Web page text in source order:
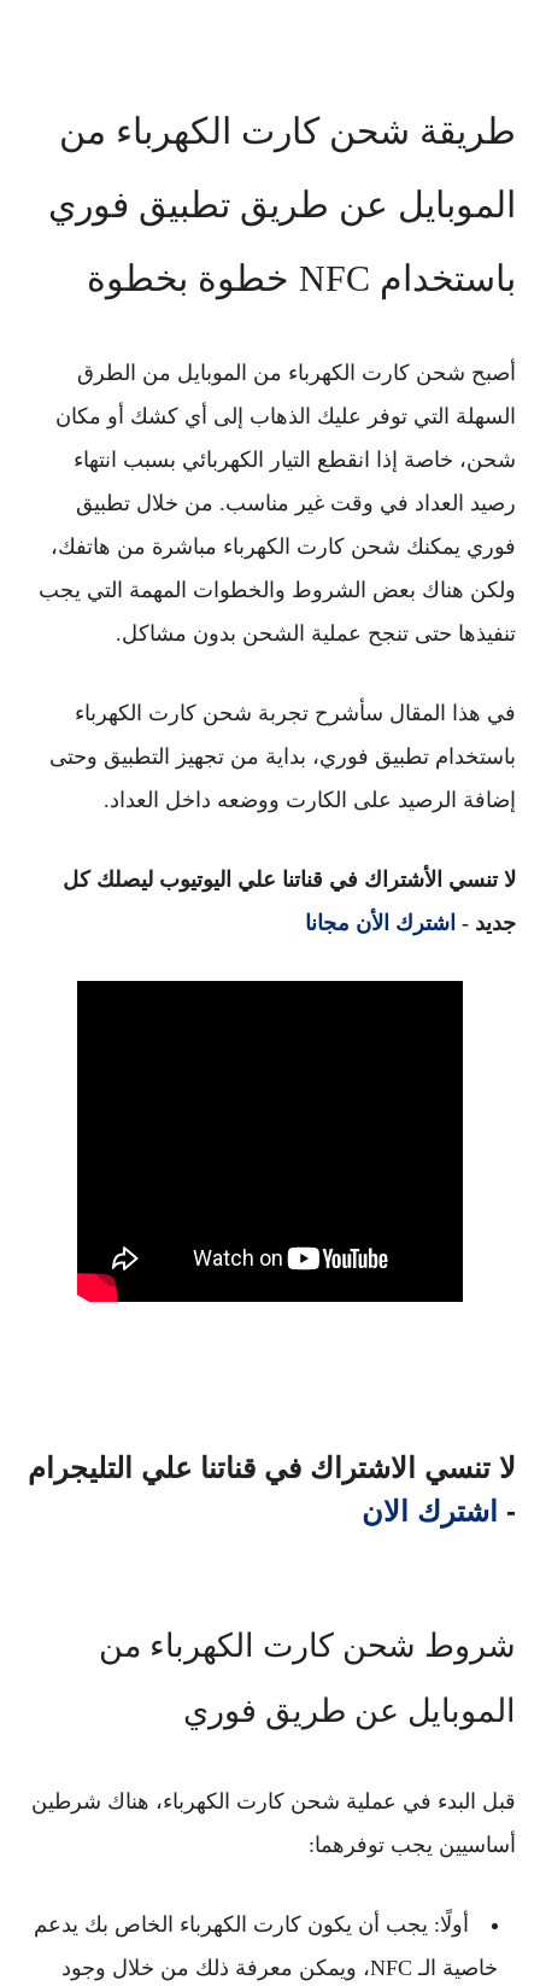
طريقة شحن كارت الكهرباء من
الموبايل عن طريق تطبيق فوري
باستخدام NFC خطوة بخطوة
أصبح شحن كارت الكهرباء من الموبايل من الطرق
السهلة التي توفر عليك الذهاب إلى أي كشك أو مكان
شحن، خاصة إذا انقطع التيار الكهربائي بسبب انتهاء
رصيد العداد في وقت غير مناسب. من خلال تطبيق
فوري يمكنك شحن كارت الكهرباء مباشرة من هاتفك،
ولكن هناك بعض الشروط والخطوات المهمة التي يجب
تنفيذها حتى تنجح عملية الشحن بدون مشاكل.
في هذا المقال سأشرح تجربة شحن كارت الكهرباء
باستخدام تطبيق فوري، بداية من تجهيز التطبيق وحتى
إضافة الرصيد على الكارت ووضعه داخل العداد.
لا تنسي الأشتراك في قناتنا علي اليوتيوب ليصلك كل
جديد - اشترك الأن مجانا
لا تنسي الاشتراك في قناتنا علي التليجرام
- اشترك الان
شروط شحن كارت الكهرباء من
الموبايل عن طريق فوري
قبل البدء في عملية شحن كارت الكهرباء، هناك شرطين
أساسيين يجب توفرهما:
أولًا: يجب أن يكون كارت الكهرباء الخاص بك يدعم
خاصية الـ NFC، ويمكن معرفة ذلك من خلال وجود